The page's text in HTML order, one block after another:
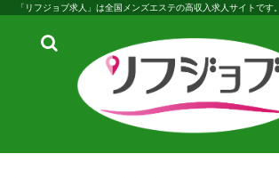
「リフジョブ求人」は全国メンズエステの高収入求人サイトです。
検